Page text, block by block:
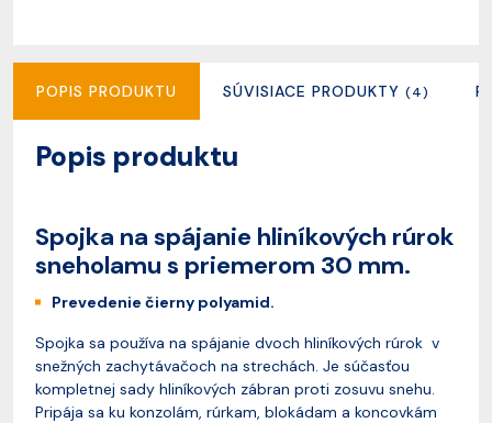
POPIS PRODUKTU SÚVISIACE PRODUKTY (4)
Popis produktu
Spojka na spájanie hliníkových rúrok
sneholamu s priemerom 30 mm.
Prevedenie čierny polyamid.
Spojka sa používa na spájanie dvoch hliníkových rúrok v
snežných zachytávačoch na strechách. Je súčasťou
kompletnej sady hliníkových zábran proti zosuvu snehu.
Pripája sa ku konzolám, rúrkam, blokádam a koncovkám